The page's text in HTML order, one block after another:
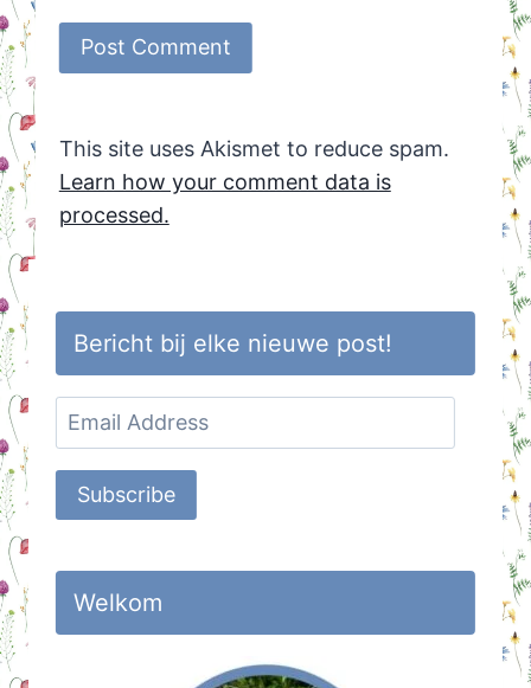
This site uses Akismet to reduce spam.
Learn how your comment data is
processed.
Bericht bij elke nieuwe post!
Email
Address
Subscribe
Welkom